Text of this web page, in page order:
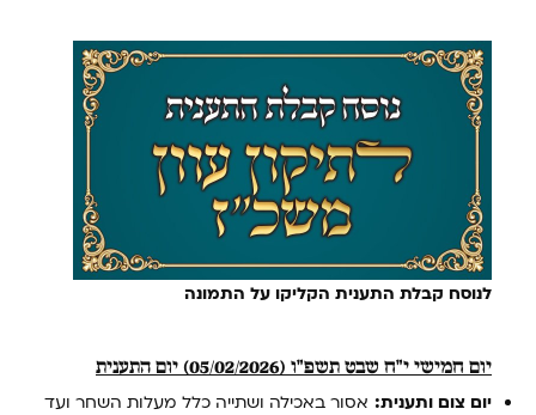
לנוסח קבלת התענית הקליקו על התמונה
יום חמישי י״ח שבט תשפ״ו (05/02/2026) יום התענית
יום צום ותענית: אסור באכילה ושתייה כלל מעלות השחר ועד